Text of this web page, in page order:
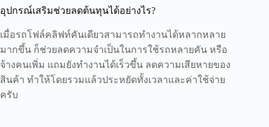
อุปกรณ์เสริมช่วยลดต้นทุนได้อย่างไร?
เมื่อรถโฟล์คลิฟท์คันเดียวสามารถทำงานได้หลากหลาย
มากขึ้น ก็ช่วยลดความจำเป็นในการใช้รถหลายคัน หรือ
จ้างคนเพิ่ม แถมยังทำงานได้เร็วขึ้น ลดความเสียหายของ
สินค้า ทำให้โดยรวมแล้วประหยัดทั้งเวลาและค่าใช้จ่าย
ครับ